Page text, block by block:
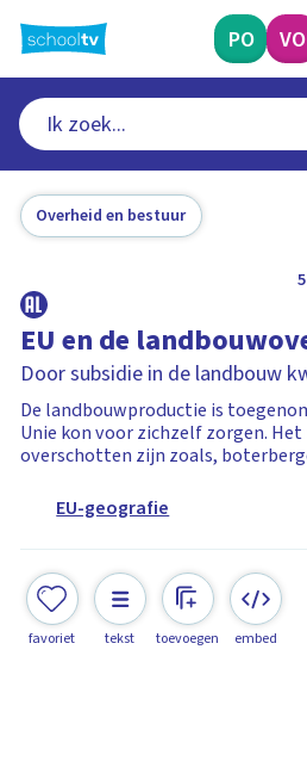
naar
hoofdinhoud
PO VO
Overheid en bestuur
EU en de
Door subsidie in de landbouw
De landbouwproductie is
Unie kon voor zichzelf zorgen.
overschotten zijn zoals,
EU-geografie
favoriet tekst toevoegen embed